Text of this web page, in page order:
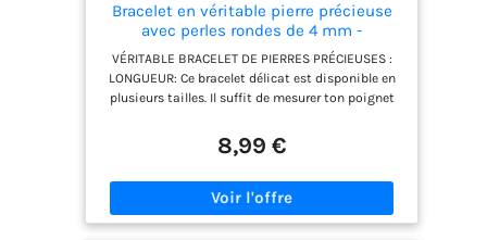
Bracelet en véritable pierre précieuse
avec perles rondes de 4 mm -
Différentes longueurs - Bracelet porte-
bonheur talisman cadeau (Quartz fumé,
L - 21 CM)
VÉRITABLE BRACELET DE PIERRES PRÉCIEUSES :
LONGUEUR: Ce bracelet délicat est disponible en
plusieurs tailles. Il suffit de mesurer ton poignet
QUALITÉ: les pierres précieuses sont contrôlées
plusieurs fois en Allemagne avec le plus grand
DURABILITÉ: Les différentes perles de pierres
précieuses sont enfilées sur un fil élastique solide
8,99 €